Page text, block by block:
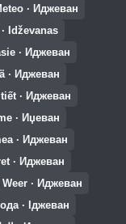
· Иджеван
Idževanas
· Иджеван
· Иджеван
· Иджеван
· Иџеван
· Иджеван
· Иджеван
Weer · Иджеван
· Іджеван